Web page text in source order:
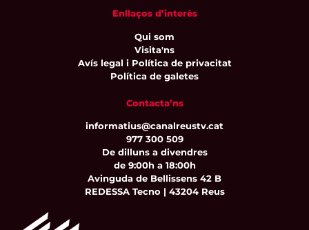
Enllaços d’interès
Qui som
Visita'ns
Avís legal i Política de privacitat
Política de galetes
Contacta’ns
informatius@canalreustv.cat
977 300 509
De dilluns a divendres
de 9:00h a 18:00h
Avinguda de Bellissens 42 B
REDESSA Tecno | 43204 Reus